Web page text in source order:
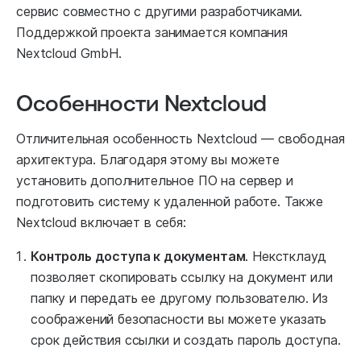
сервис совместно с другими разработчиками.
Поддержкой проекта занимается компания
Nextcloud GmbH.
Особенности Nextcloud
Отличительная особенность Nextcloud — свободная
архитектура. Благодаря этому вы можете
установить дополнительное ПО на сервер и
подготовить систему к удаленной работе. Также
Nextcloud включает в себя:
Контроль доступа к документам. Некстклауд
позволяет скопировать ссылку на документ или
папку и передать ее другому пользователю. Из
соображений безопасности вы можете указать
срок действия ссылки и создать пароль доступа.